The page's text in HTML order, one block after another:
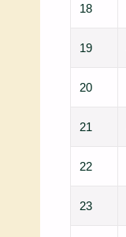
18
19
20
21
22
23